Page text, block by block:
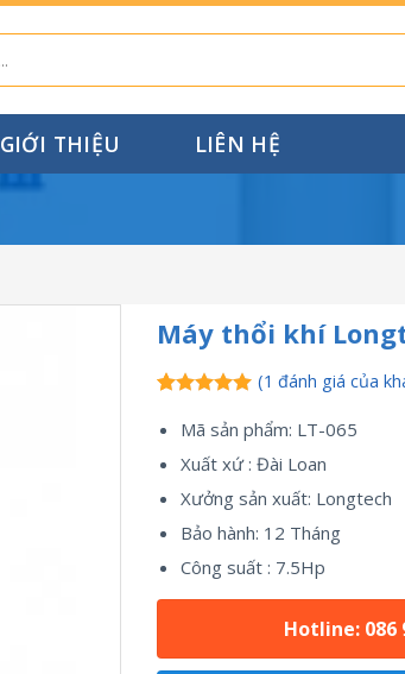
GIỚI THIỆU LIÊN HỆ
Máy thổi khí
dựa trên
(1 đánh giá của
Mã sản phẩm: LT-065
Xuất xứ : Đài Loan
Xưởng sản xuất: Longtech
Bảo hành: 12 Tháng
Công suất : 7.5Hp
Hotline: 086